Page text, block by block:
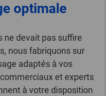
optimale
ne devait pas suffire
nous fabriquons sur
adaptés à vos
et experts
à votre disposition